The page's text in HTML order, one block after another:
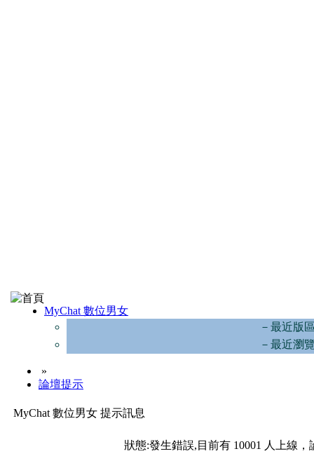
MyChat 數位男女
－最近版
－最近瀏
»
論壇提示
MyChat 數位男女 提示訊息
狀態:發生錯誤,目前有 10001 人上線